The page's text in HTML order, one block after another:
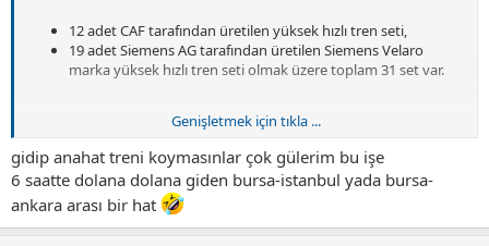
12 adet CAF tarafından üretilen yüksek hızlı tren seti,
19 adet Siemens AG tarafından üretilen Siemens Velaro
marka yüksek hızlı tren seti olmak üzere toplam 31 set var.
Bu 31 set bile yetesiz kalıyor. Milli YHT projesi uzadı siparişte yok.
Bakalım nasıl çözüm üreteceklegidi
Genişletmek için tıkla ...
gidip anahat treni koymasınlar çok gülerim bu işe
6 saatte dolana dolana giden bursa-istanbul yada bursa-
ankara arası bir hat